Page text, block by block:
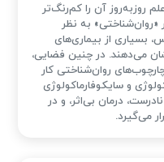
روزبه‌روز آن را کم‌رنگ‌تر
«روان‌شناختی» به نظر
بسیاری از بیماری‌های
می‌دهند. در چنین فضایی،
روان‌شناختی کار
و سایکوفارماکولوژی
درمان بی‌اثر، و در
می‌گیرد.